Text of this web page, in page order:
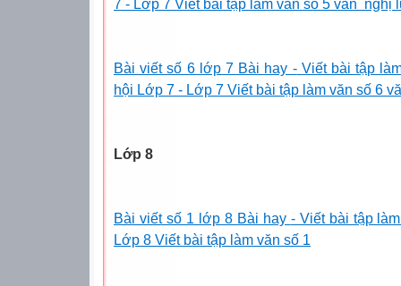
7 - Lớp 7 Viết bài tập làm văn số 5 văn nghị
Bài viết số 6 lớp 7 Bài hay -Viết bài tập
hội Lớp 7 - Lớp 7 Viết bài tập làm văn số 6
Lớp 8
Bài viết số 1 lớp 8 Bài hay - Viết bài tập
Lớp 8 Viết bài tập làm văn số 1